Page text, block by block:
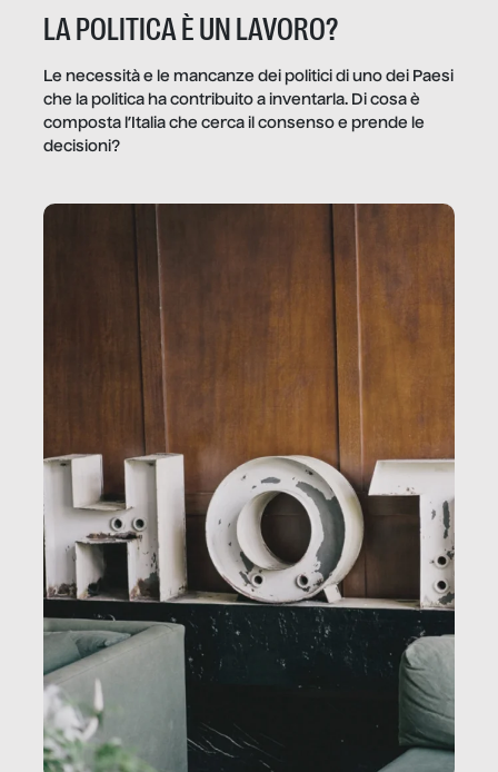
LA POLITICA È UN LAVORO?
Le necessità e le mancanze dei politici di uno dei Paesi
che la politica ha contribuito a inventarla. Di cosa è
composta l’Italia che cerca il consenso e prende le
decisioni?